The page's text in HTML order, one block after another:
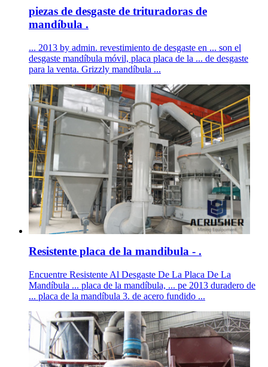
piezas de desgaste de trituradoras de
mandíbula .
... 2013 by admin. revestimiento de desgaste en ... son el
desgaste mandíbula móvil, placa placa de la ... de desgaste
para la venta. Grizzly mandíbula ...
Resistente placa de la mandibula - .
Encuentre Resistente Al Desgaste De La Placa De La
Mandíbula ... placa de la mandíbula, ... pe 2013 duradero de
... placa de la mandíbula 3. de acero fundido ...